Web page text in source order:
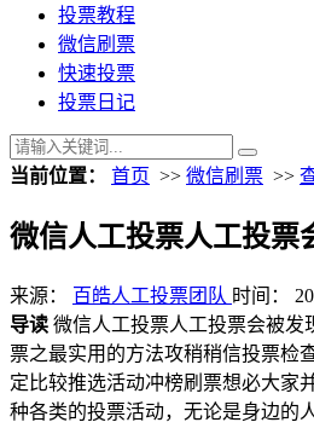
投票教程
微信刷票
快速投票
投票日记
当前位置： 首页 >> 微信刷票 >>
微信人工投票人工投票
来源： 百皓人工投票团队 时间：
导读 微信人工投票人工投票会被发
票之最实用的方法攻稍稍信投票检
定比较推选活动冲榜刷票想必大家
种各类的投票活动，无论是身边的